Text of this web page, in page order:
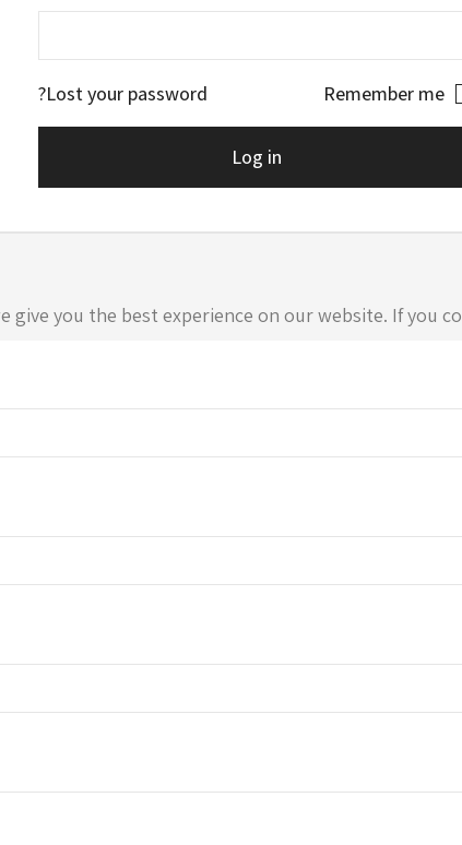
Remember me
Lost your password?
Log in
give you the best experience on our website. If you